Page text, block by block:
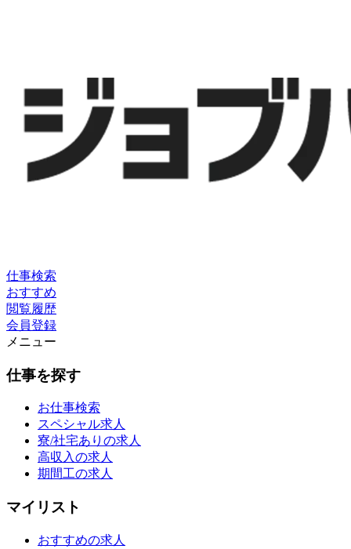
仕事検索
おすすめ
閲覧履歴
会員登録
メニュー
仕事を探す
お仕事検索
スペシャル求人
寮/社宅ありの求人
高収入の求人
期間工の求人
マイリスト
おすすめの求人